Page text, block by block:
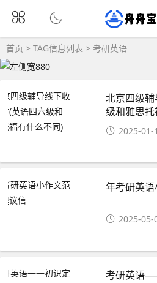
首页 > TAG信息列表 > 考研英语
北京四级
级和雅思
2025-01-
年考研英
2025-05-
考研英语